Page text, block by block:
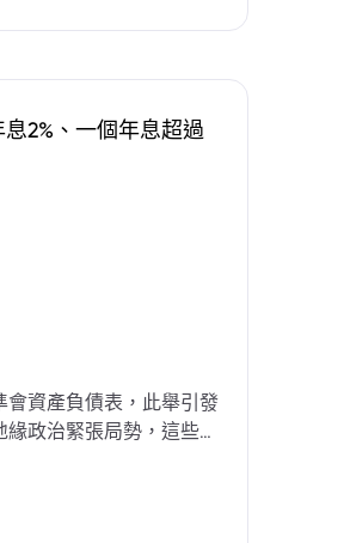
2%、一個年息超過
資產負債表，此舉引發
政治緊張局勢，這些因
，重點將放在維持較高